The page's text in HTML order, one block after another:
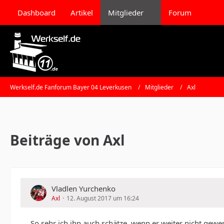
Dashboard Artikel Mitglieder Forum
Werkself.de Fanforum Bayer 04 Leverkusen Mitglieder Axl
Beiträge von Axl
Vladlen Yurchenko
Axl 12. August 2017 um 16:24